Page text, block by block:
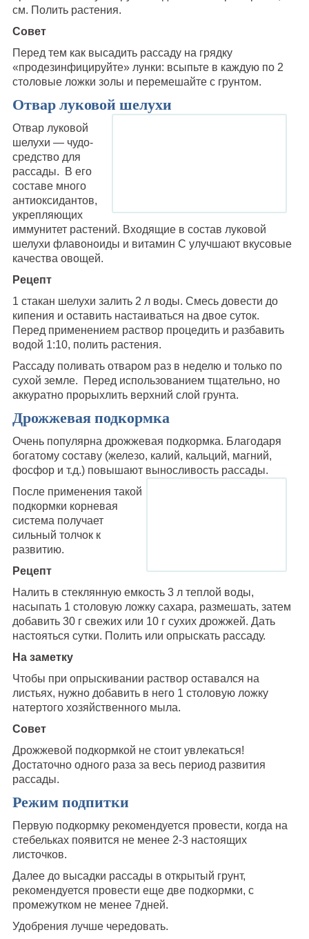
см. Полить растения.
Совет
Перед тем как высадить рассаду на грядку
«продезинфицируйте» лунки: всыпьте в каждую по 2
столовые ложки золы и перемешайте с грунтом.
Отвар луковой шелухи
Отвар луковой
шелухи — чудо-
средство для
рассады. В его
составе много
антиоксидантов,
укрепляющих
иммунитет растений. Входящие в состав луковой
шелухи флавоноиды и витамин С улучшают вкусовые
качества овощей.
Рецепт
1 стакан шелухи залить 2 л воды. Смесь довести до
кипения и оставить настаиваться на двое суток.
Перед применением раствор процедить и разбавить
водой 1:10, полить растения.
Рассаду поливать отваром раз в неделю и только по
сухой земле. Перед использованием тщательно, но
аккуратно прорыхлить верхний слой грунта.
Дрожжевая подкормка
Очень популярна дрожжевая подкормка. Благодаря
богатому составу (железо, калий, кальций, магний,
фосфор и т.д.) повышают выносливость рассады.
После применения такой
подкормки корневая
система получает
сильный толчок к
развитию.
Рецепт
Налить в стеклянную емкость 3 л теплой воды,
насыпать 1 столовую ложку сахара, размешать, затем
добавить 30 г свежих или 10 г сухих дрожжей. Дать
настояться сутки. Полить или опрыскать рассаду.
На заметку
Чтобы при опрыскивании раствор оставался на
листьях, нужно добавить в него 1 столовую ложку
натертого хозяйственного мыла.
Совет
Дрожжевой подкормкой не стоит увлекаться!
Достаточно одного раза за весь период развития
рассады.
Режим подпитки
Первую подкормку рекомендуется провести, когда на
стебельках появится не менее 2-3 настоящих
листочков.
Далее до высадки рассады в открытый грунт,
рекомендуется провести еще две подкормки, с
промежутком не менее 7дней.
Удобрения лучше чередовать.